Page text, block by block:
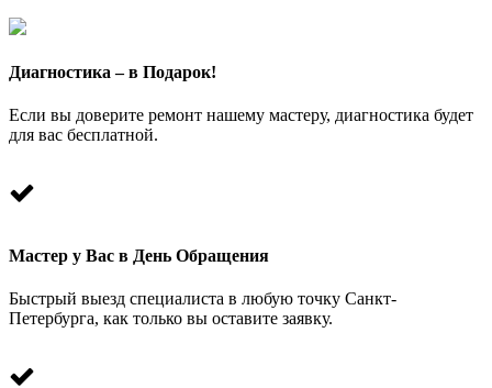
Диагностика – в Подарок!
Если вы доверите ремонт нашему мастеру, диагностика будет
для вас бесплатной.
Мастер у Вас в День Обращения
Быстрый выезд специалиста в любую точку Санкт-
Петербурга, как только вы оставите заявку.